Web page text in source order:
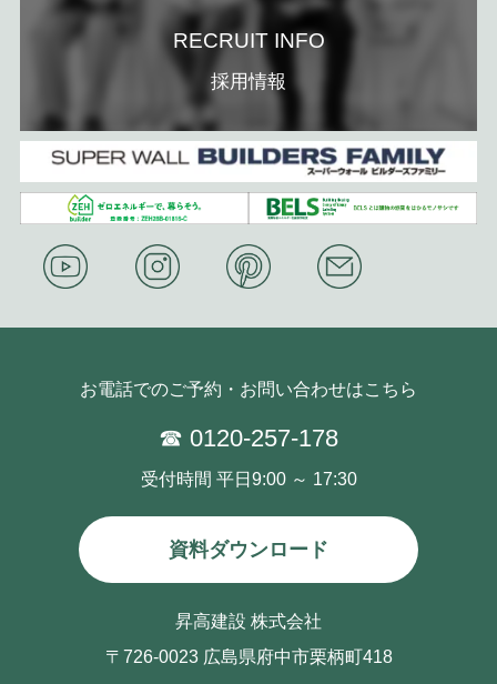
RECRUIT INFO
採用情報
お電話でのご予約・お問い合わせはこちら
☎ 0120-257-178
受付時間 平日9:00 ～ 17:30
資料ダウンロード
昇高建設 株式会社
〒726-0023 広島県府中市栗柄町418